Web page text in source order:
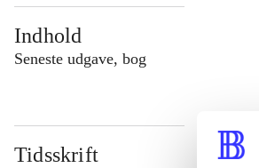
Indhold
Seneste udgave, bog
Tidsskrift